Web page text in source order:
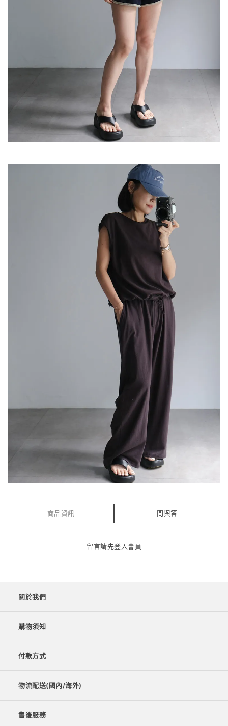
商品資訊 問與答
留言請先登入會員
關於我們
購物須知
付款方式
物流配送(國內/海外)
售後服務